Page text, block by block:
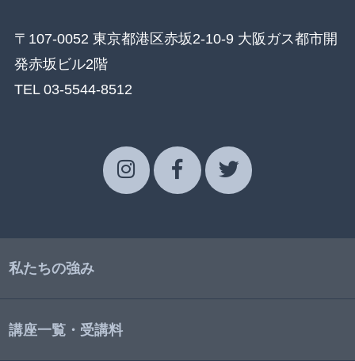
〒107-0052 東京都港区赤坂2-10-9 大阪ガス都市開
発赤坂ビル2階
TEL 03-5544-8512
私たちの強み
講座一覧・受講料